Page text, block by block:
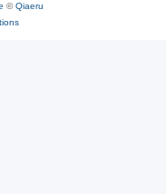
©Qiaeru